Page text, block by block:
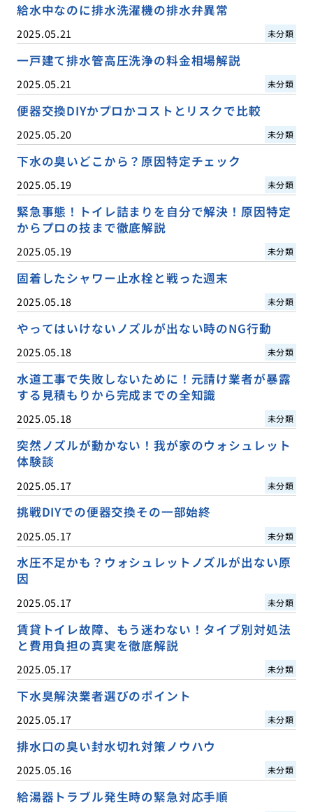
給水中なのに排水洗濯機の排水弁異常
2025.05.21 未分類
一戸建て排水管高圧洗浄の料金相場解説
2025.05.21 未分類
便器交換DIYかプロかコストとリスクで比較
2025.05.20 未分類
下水の臭いどこから？原因特定チェック
2025.05.19 未分類
緊急事態！トイレ詰まりを自分で解決！原因特定
からプロの技まで徹底解説
2025.05.19 未分類
固着したシャワー止水栓と戦った週末
2025.05.18 未分類
やってはいけないノズルが出ない時のNG行動
2025.05.18 未分類
水道工事で失敗しないために！元請け業者が暴露
する見積もりから完成までの全知識
2025.05.18 未分類
突然ノズルが動かない！我が家のウォシュレット
体験談
2025.05.17 未分類
挑戦DIYでの便器交換その一部始終
2025.05.17 未分類
水圧不足かも？ウォシュレットノズルが出ない原
因
2025.05.17 未分類
賃貸トイレ故障、もう迷わない！タイプ別対処法
と費用負担の真実を徹底解説
2025.05.17 未分類
下水臭解決業者選びのポイント
2025.05.17 未分類
排水口の臭い封水切れ対策ノウハウ
2025.05.16 未分類
給湯器トラブル発生時の緊急対応手順